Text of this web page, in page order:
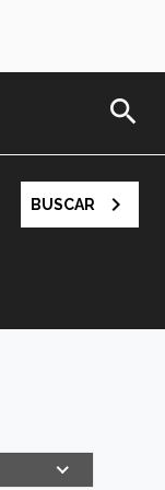
search
BUSCAR navigate_next